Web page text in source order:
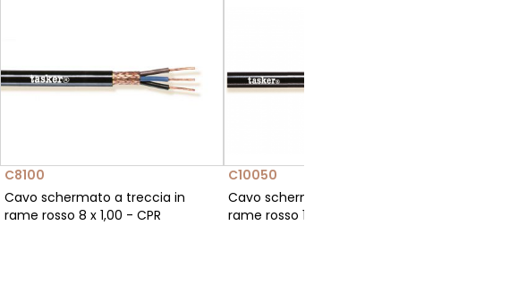
C8100
Cavo schermato a treccia in
rame rosso 8 x 1,00 - CPR
C10050
Cavo schermato a treccia in
rame rosso 10 x 0,50 - CPR & UKCA